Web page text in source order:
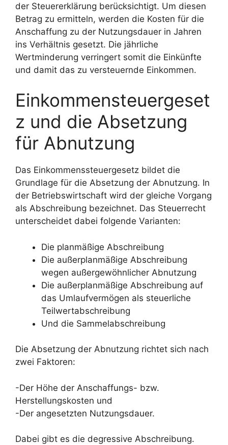
der Steuererklärung berücksichtigt. Um diesen
Betrag zu ermitteln, werden die Kosten für die
Anschaffung zu der Nutzungsdauer in Jahren
ins Verhältnis gesetzt. Die jährliche
Wertminderung verringert somit die Einkünfte
und damit das zu versteuernde Einkommen.
Einkommensteuergeset
z und die Absetzung
für Abnutzung
Das Einkommenssteuergesetz bildet die
Grundlage für die Absetzung der Abnutzung. In
der Betriebswirtschaft wird der gleiche Vorgang
als Abschreibung bezeichnet. Das Steuerrecht
unterscheidet dabei folgende Varianten:
Die planmäßige Abschreibung
Die außerplanmäßige Abschreibung
wegen außergewöhnlicher Abnutzung
Die außerplanmäßige Abschreibung auf
das Umlaufvermögen als steuerliche
Teilwertabschreibung
Und die Sammelabschreibung
Die Absetzung der Abnutzung richtet sich nach
zwei Faktoren:
-Der Höhe der Anschaffungs- bzw.
Herstellungskosten und
-Der angesetzten Nutzungsdauer.
Dabei gibt es die degressive Abschreibung.